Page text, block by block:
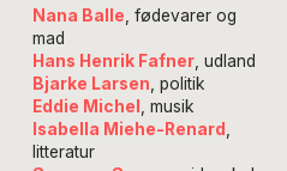
Nana Balle , fødevarer og
mad
Hans Henrik Fafner, udland
Bjarke Larsen , politik
Eddie Michel
, musik
Isabella Miehe-Renard
litteratur